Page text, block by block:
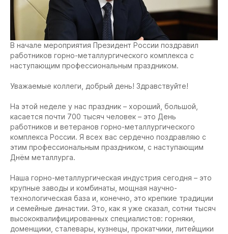
В начале мероприятия Президент России поздравил
работников горно-металлургического комплекса с
наступающим профессиональным праздником.
Уважаемые коллеги, добрый день! Здравствуйте!
На этой неделе у нас праздник – хороший, большой,
касается почти 700 тысяч человек – это День
работников и ветеранов горно-металлургического
комплекса России. Я всех вас сердечно поздравляю с
этим профессиональным праздником, с наступающим
Днём металлурга.
Наша горно-металлургическая индустрия сегодня – это
крупные заводы и комбинаты, мощная научно-
технологическая база и, конечно, это крепкие традиции
и семейные династии. Это, как я уже сказал, сотни тысяч
высококвалифицированных специалистов: горняки,
доменщики, сталевары, кузнецы, прокатчики, литейщики